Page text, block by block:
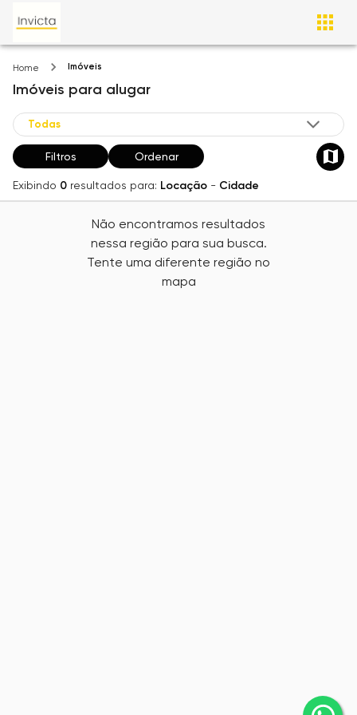
Home Imóveis
Imóveis para alugar
Filtros Ordenar
Exibindo 0 resultados para: Locação - Cidade
Não encontramos resultados
nessa região para sua busca.
Tente uma diferente região no
mapa